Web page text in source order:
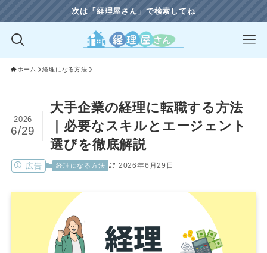
次は「経理屋さん」で検索してね
ホーム 経理になる方法
大手企業の経理に転職する方法
｜必要なスキルとエージェント
選びを徹底解説
2026
6/29
広告 経理になる方法 2026年6月29日